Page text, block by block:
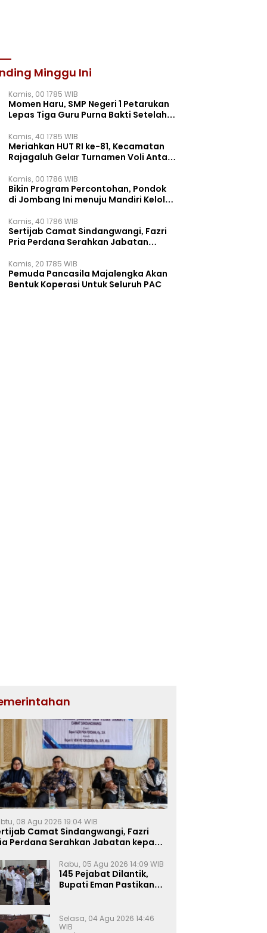
Minggu Ini
Kamis, 00 1785 WIB
Momen Haru, SMP Negeri 1 Petarukan
Lepas Tiga Guru Purna Bakti Setelah
Kamis, 40 1785 WIB
Meriahkan HUT RI ke-81, Kecamatan
Rajagaluh Gelar Turnamen Voli Antar
Kamis, 00 1786 WIB
Bikin Program Percontohan, Pondok
di Jombang Ini menuju Mandiri Kelola
Kamis, 40 1786 WIB
Sertijab Camat Sindangwangi, Fazri
Pria Perdana Serahkan Jabatan
Kamis, 20 1785 WIB
Pemuda Pancasila Majalengka Akan
Bentuk Koperasi Untuk Seluruh PAC
08 Agu 2026 19:04 WIB
Camat Sindangwangi, Fazri
Perdana Serahkan Jabatan kepada
Rabu, 05 Agu 2026 14:09 WIB
145 Pejabat Dilantik,
Bupati Eman Pastikan
Sistem Merit
Selasa, 04 Agu 2026 14:46
WIB